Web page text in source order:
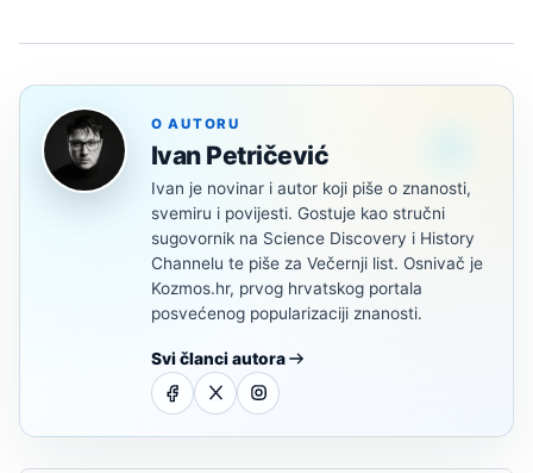
O AUTORU
Ivan Petričević
Ivan je novinar i autor koji piše o znanosti,
svemiru i povijesti. Gostuje kao stručni
sugovornik na Science Discovery i History
Channelu te piše za Večernji list. Osnivač je
Kozmos.hr, prvog hrvatskog portala
posvećenog popularizaciji znanosti.
Svi članci autora